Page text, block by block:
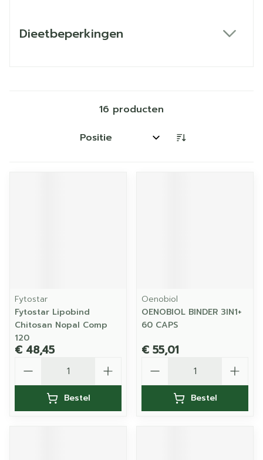
Dieetbeperkingen
16 producten
Sorteer op:
Fytostar
Fytostar Lipobind
Chitosan Nopal Comp
120
€ 48,45
Bestel
Oenobiol
OENOBIOL BINDER 3IN1+
60 CAPS
€ 55,01
Bestel